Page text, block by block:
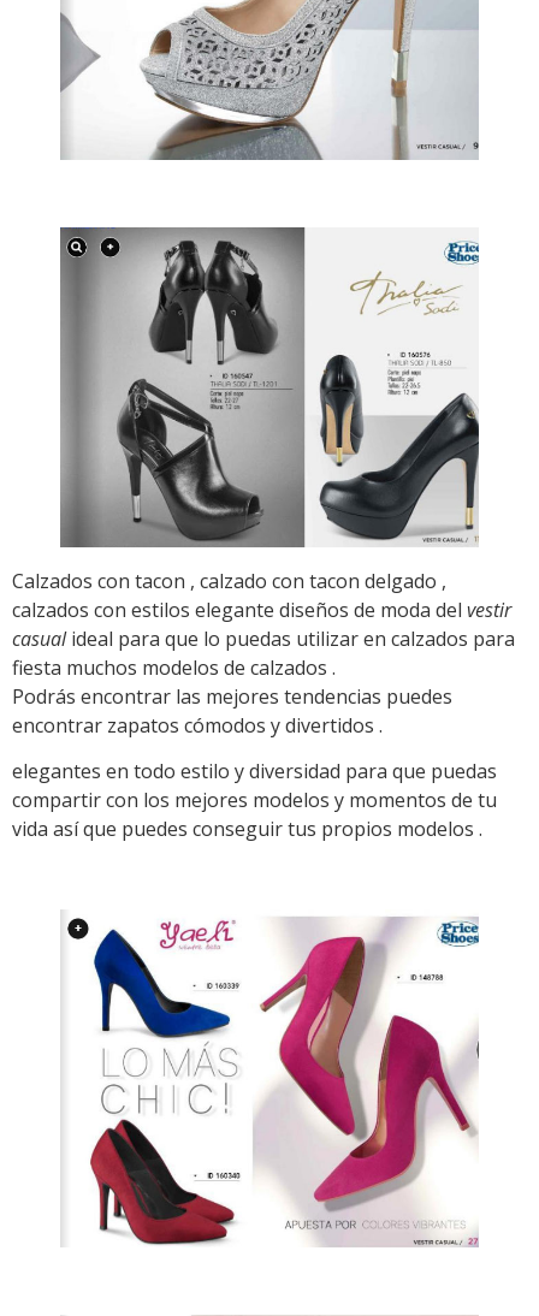
Calzados con tacon , calzado con tacon delgado ,
calzados con estilos elegante diseños de moda del vestir
casualideal para que lo puedas utilizar en calzados para
fiesta muchos modelos de calzados .
Podrás encontrar las mejores tendencias puedes
encontrar zapatos cómodos y divertidos .
elegantes en todo estilo y diversidad para que puedas
compartir con los mejores modelos y momentos de tu
vida así que puedes conseguir tus propios modelos .